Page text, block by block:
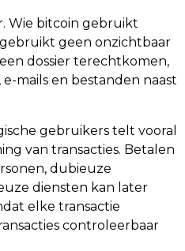
Wie bitcoin gebruikt
geen onzichtbaar
dossier terechtkomen,
mails en bestanden naast
gebruikers telt vooral
van transacties. Betalen
dubieuze
diensten kan later
elke transactie
controleerbaar